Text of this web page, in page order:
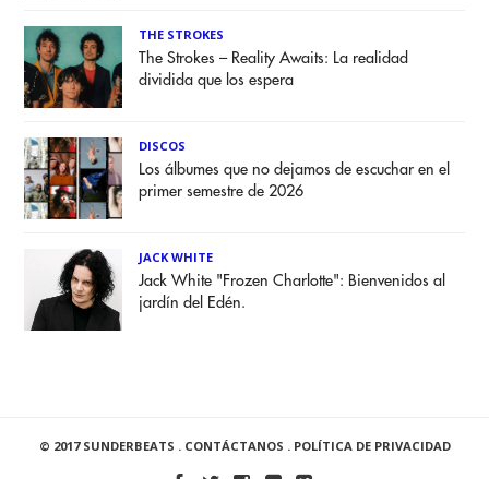
THE STROKES
The Strokes – Reality Awaits: La realidad
dividida que los espera
DISCOS
Los álbumes que no dejamos de escuchar en el
primer semestre de 2026
JACK WHITE
Jack White "Frozen Charlotte": Bienvenidos al
jardín del Edén.
© 2017 SUNDERBEATS . CONTÁCTANOS . POLÍTICA DE PRIVACIDAD